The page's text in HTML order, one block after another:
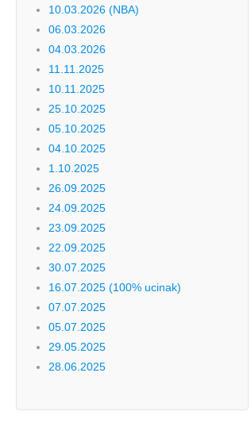
10.03.2026 (NBA)
06.03.2026
04.03.2026
11.11.2025
10.11.2025
25.10.2025
05.10.2025
04.10.2025
1.10.2025
26.09.2025
24.09.2025
23.09.2025
22.09.2025
30.07.2025
16.07.2025 (100% ucinak)
07.07.2025
05.07.2025
29.05.2025
28.06.2025